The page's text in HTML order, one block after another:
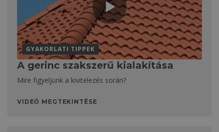
GYAKORLATI TIPPEK
A gerinc szakszerű kialakítása
Mire figyeljünk a kivitelezés során?
VIDEÓ MEGTEKINTÉSE